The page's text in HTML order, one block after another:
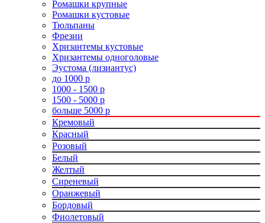
Ромашки крупные
Ромашки кустовые
Тюльпаны
Фрезии
Хризантемы кустовые
Хризантемы одноголовые
Эустома (лизиантус)
до 1000 р
1000 - 1500 р
1500 - 5000 р
больше 5000 р
Кремовый
Красный
Розовый
Белый
Желтый
Сиреневый
Оранжевый
Бордовый
Фиолетовый